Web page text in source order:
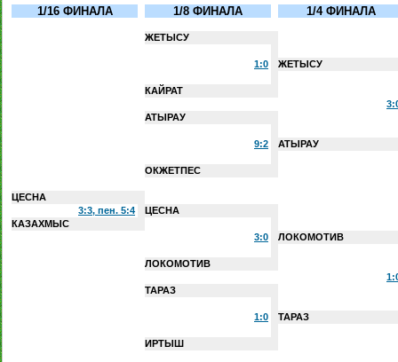
1/16 ФИНАЛА 1/8 ФИНАЛА 1/4 ФИНАЛА
ЖЕТЫСУ
1:0 ЖЕТЫСУ
КАЙРАТ
АТЫРАУ
9:2 АТЫРАУ
ОКЖЕТПЕС
ЦЕСНА
3:3, пен. 5:4
ЦЕСНА
КАЗАХМЫС
3:0
ЛОКОМОТИВ
ЛОКОМОТИВ
ТАРАЗ
1:0 ТАРАЗ
ИРТЫШ